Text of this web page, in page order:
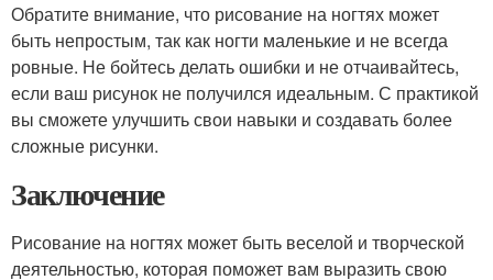
Обратите внимание, что рисование на ногтях может
быть непростым, так как ногти маленькие и не всегда
ровные. Не бойтесь делать ошибки и не отчаивайтесь,
если ваш рисунок не получился идеальным. С практикой
вы сможете улучшить свои навыки и создавать более
сложные рисунки.
Заключение
Рисование на ногтях может быть веселой и творческой
деятельностью, которая поможет вам выразить свою